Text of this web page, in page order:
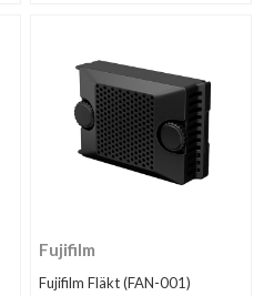
Fujifilm
Fujifilm Fläkt (FAN-001)